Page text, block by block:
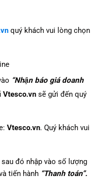
quý khách vui lòng chọn
“Nhận báo giá doanh
Vtesco.vn sẽ gửi đến quý
Vtesco.vn. Quý khách vui
đó nhập vào số lượng
tiến hành “Thanh toán”.